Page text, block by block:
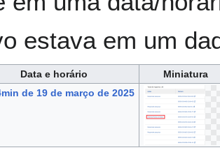
estava em um
Data e horário
Miniatura
de 19 de março de 2025